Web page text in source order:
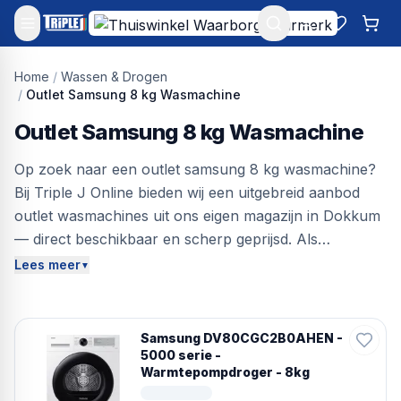
Mijn account
Home / Wassen & Drogen
/ Outlet Samsung 8 kg Wasmachine
Outlet Samsung 8 kg Wasmachine
Op zoek naar een outlet samsung 8 kg wasmachine?
Bij Triple J Online bieden wij een uitgebreid aanbod
outlet wasmachines uit ons eigen magazijn in Dokkum
— direct beschikbaar en scherp geprijsd. Als
gespecialiseerde wasmachine outlet bespaar je tot
van twee tot vier personen — groot genoeg voor
beddengoed en jassen in één beurt. De 6 kg
trommelregel: vul de trommel voor maximaal
Lees meer▼
Samsung DV80CGC2B0AHEN -
5000 serie -
Warmtepompdroger - 8kg